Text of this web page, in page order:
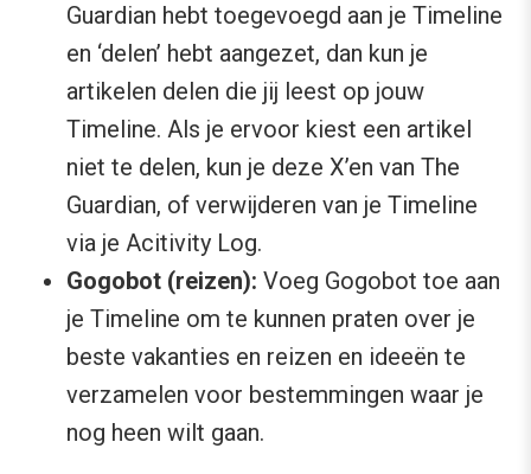
Guardian hebt toegevoegd aan je Timeline
en ‘delen’ hebt aangezet, dan kun je
artikelen delen die jij leest op jouw
Timeline. Als je ervoor kiest een artikel
niet te delen, kun je deze X’en van The
Guardian, of verwijderen van je Timeline
via je Acitivity Log.
Gogobot (reizen): Voeg Gogobot toe aan
je Timeline om te kunnen praten over je
beste vakanties en reizen en ideeën te
verzamelen voor bestemmingen waar je
nog heen wilt gaan.